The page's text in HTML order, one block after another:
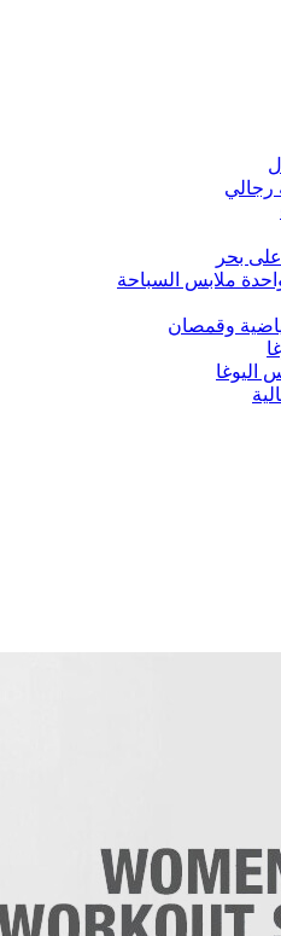
رجالي
بحر
ملابس السباحة
وقمصان
اليوغا